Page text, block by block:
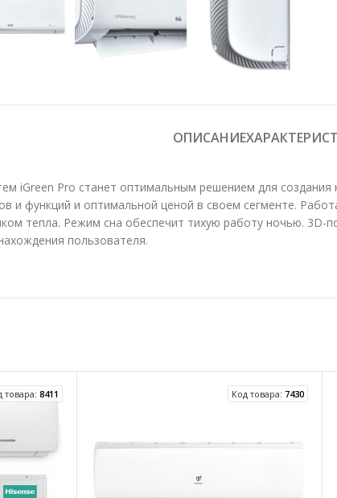
ОПИСАНИЕ
iGreen Pro станет оптимальным решением для
функций и оптимальной ценой в своем сегменте.
тепла. Режим сна обеспечит тихую работу ночью. 3D-
пользователя.
товара: 8411 Код товара: 7430